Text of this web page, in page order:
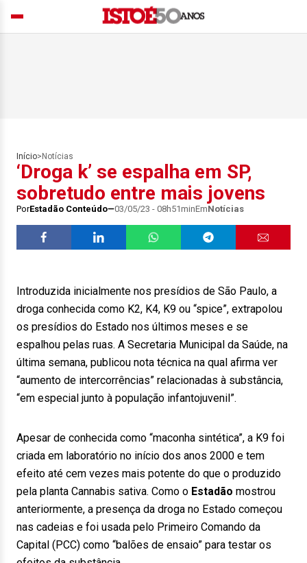
Início> Notícias
‘Droga k’ se espalha em SP,
sobretudo entre mais jovens
PorEstadão Conteúdo 03/05/23 - 08h51minEmNotícias
Introduzida inicialmente nos presídios de São Paulo, a
droga conhecida como K2, K4, K9 ou “spice”, extrapolou
os presídios do Estado nos últimos meses e se
espalhou pelas ruas. A Secretaria Municipal da Saúde, na
última semana, publicou nota técnica na qual afirma ver
“aumento de intercorrências” relacionadas à substância,
“em especial junto à população infantojuvenil”.
Apesar de conhecida como “maconha sintética”, a K9 foi
criada em laboratório no início dos anos 2000 e tem
efeito até cem vezes mais potente do que o produzido
pela planta Cannabis sativa. Como o Estadão mostrou
anteriormente, a presença da droga no Estado começou
nas cadeias e foi usada pelo Primeiro Comando da
Capital (PCC) como “balões de ensaio” para testar os